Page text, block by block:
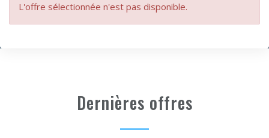
L'offre sélectionnée n'est pas disponible.
Dernières offres